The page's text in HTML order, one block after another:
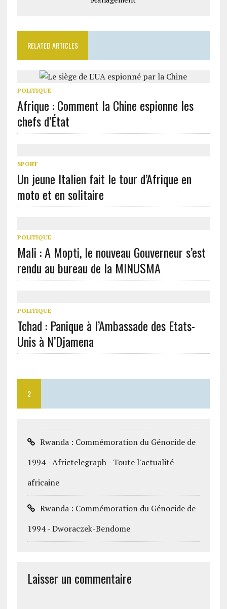
RELATED ARTICLES
POLITIQUE
Afrique : Comment la Chine espionne les
chefs d’État
SPORT
Un jeune Italien fait le tour d’Afrique en
moto et en solitaire
POLITIQUE
Mali : A Mopti, le nouveau Gouverneur s’est
rendu au bureau de la MINUSMA
POLITIQUE
Tchad : Panique à l’Ambassade des Etats-
Unis à N’Djamena
2
Rwanda : Commémoration du Génocide de
1994 - Africtelegraph - Toute l'actualité
africaine
Rwanda : Commémoration du Génocide de
1994 - Dworaczek-Bendome
Laisser un commentaire